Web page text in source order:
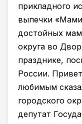
прикладного
выпечки
достойных
округа во
празднике,
России.
любимым
городского
депутат